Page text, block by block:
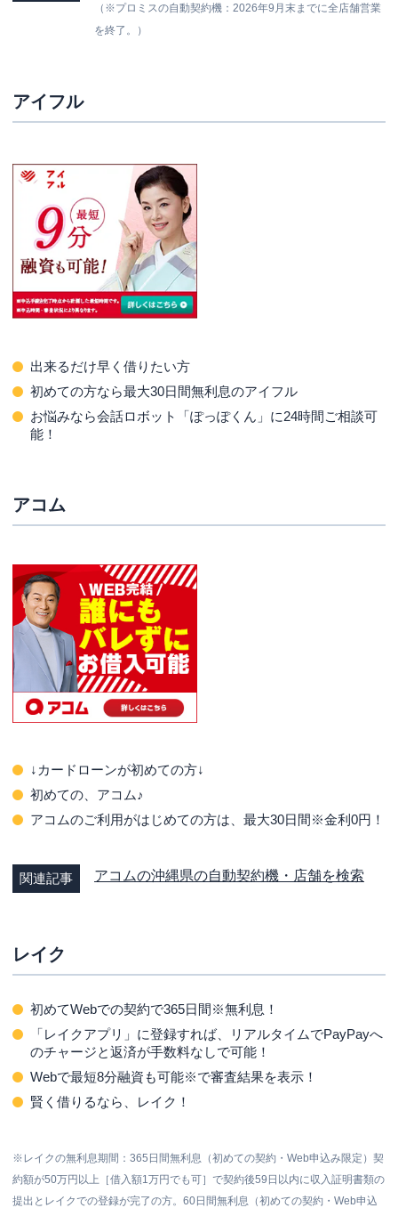
（※プロミスの自動契約機：2026年9月末までに全店舗営業
を終了。）
アイフル
出来るだけ早く借りたい方
初めての方なら最大30日間無利息のアイフル
お悩みなら会話ロボット「ぽっぽくん」に24時間ご相談可
能！
アコム
↓カードローンが初めての方↓
初めての、アコム♪
アコムのご利用がはじめての方は、最大30日間※金利0円！
関連記事 アコムの沖縄県の自動契約機・店舗を検索
レイク
初めてWebでの契約で365日間※無利息！
「レイクアプリ」に登録すれば、リアルタイムでPayPayへ
のチャージと返済が手数料なしで可能！
Webで最短8分融資も可能※で審査結果を表示！
賢く借りるなら、レイク！
※レイクの無利息期間：365日間無利息（初めての契約・Web申込み限定）契
約額が50万円以上［借入額1万円でも可］で契約後59日以内に収入証明書類の
提出とレイクでの登録が完了の方。60日間無利息（初めての契約・Web申込